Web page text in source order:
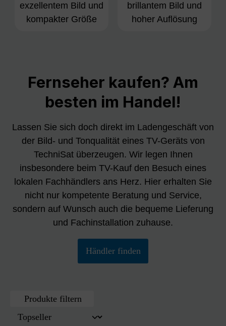
exzellentem Bild und
kompakter Größe
brillantem Bild und
hoher Auflösung
Fernseher kaufen? Am
besten im Handel!
Lassen Sie sich doch direkt im Ladengeschäft von
der Bild- und Tonqualität eines TV-Geräts von
TechniSat überzeugen. Wir legen Ihnen
insbesondere beim TV-Kauf den Besuch eines
lokalen Fachhändlers ans Herz. Hier erhalten Sie
nicht nur kompetente Beratung und Service,
sondern auf Wunsch auch die bequeme Lieferung
und Fachinstallation zuhause.
Händler finden
Produkte filtern